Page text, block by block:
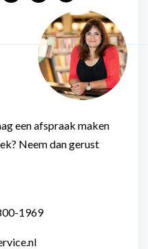
een afspraak maken
Neem dan gerust
1969